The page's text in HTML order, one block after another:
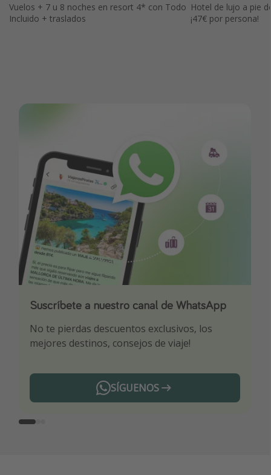
Vuelos + 7 u 8 noches en resort 4* con Todo
Incluido + traslados
Hotel de lujo a pie
¡47€ por persona!
Suscríbete a nuestro canal de WhatsApp
No te pierdas descuentos exclusivos, los
mejores destinos, consejos de viaje!
SÍGUENOS
Descarga nuestra app
Sé el primero en reservar nuestros chollazos
¡Suscríbete a nuestro canal de Telegram!
¡Recibe las mejores ofertas seleccionadas para
ti por nuestros expertos en viajes
Telegram